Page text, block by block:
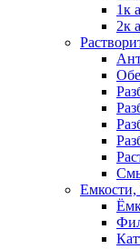
1к
2к
Емкости,